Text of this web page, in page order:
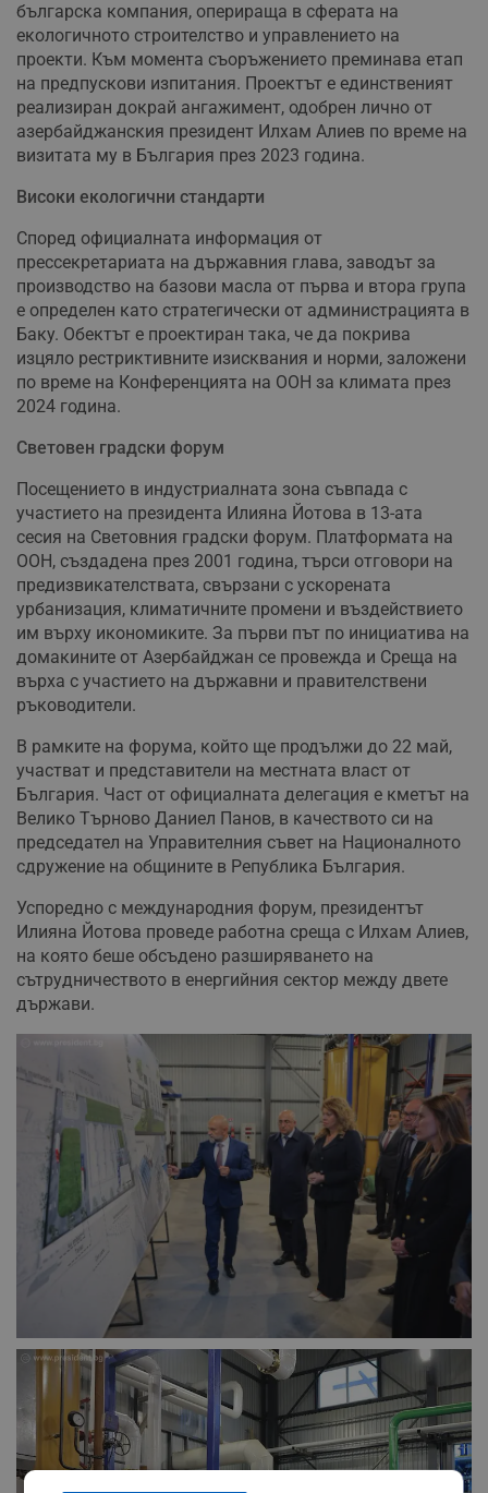
българска компания, оперираща в сферата на
екологичното строителство и управлението на
проекти. Към момента съоръжението преминава етап
на предпускови изпитания. Проектът е единственият
реализиран докрай ангажимент, одобрен лично от
азербайджанския президент Илхам Алиев по време на
визитата му в България през 2023 година.
Високи екологични стандарти
Според официалната информация от
прессекретариата на държавния глава, заводът за
производство на базови масла от първа и втора група
е определен като стратегически от администрацията в
Баку. Обектът е проектиран така, че да покрива
изцяло рестриктивните изисквания и норми, заложени
по време на Конференцията на ООН за климата през
2024 година.
Световен градски форум
Посещението в индустриалната зона съвпада с
участието на президента Илияна Йотова в 13-ата
сесия на Световния градски форум. Платформата на
ООН, създадена през 2001 година, търси отговори на
предизвикателствата, свързани с ускорената
урбанизация, климатичните промени и въздействието
им върху икономиките. За първи път по инициатива на
домакините от Азербайджан се провежда и Среща на
върха с участието на държавни и правителствени
ръководители.
В рамките на форума, който ще продължи до 22 май,
участват и представители на местната власт от
България. Част от официалната делегация е кметът на
Велико Търново Даниел Панов, в качеството си на
председател на Управителния съвет на Националното
сдружение на общините в Република България.
Успоредно с международния форум, президентът
Илияна Йотова проведе работна среща с Илхам Алиев,
на която беше обсъдено разширяването на
сътрудничеството в енергийния сектор между двете
държави.